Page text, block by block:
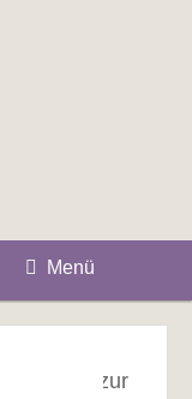
Menü
zur